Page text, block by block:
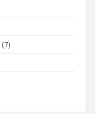
(7)